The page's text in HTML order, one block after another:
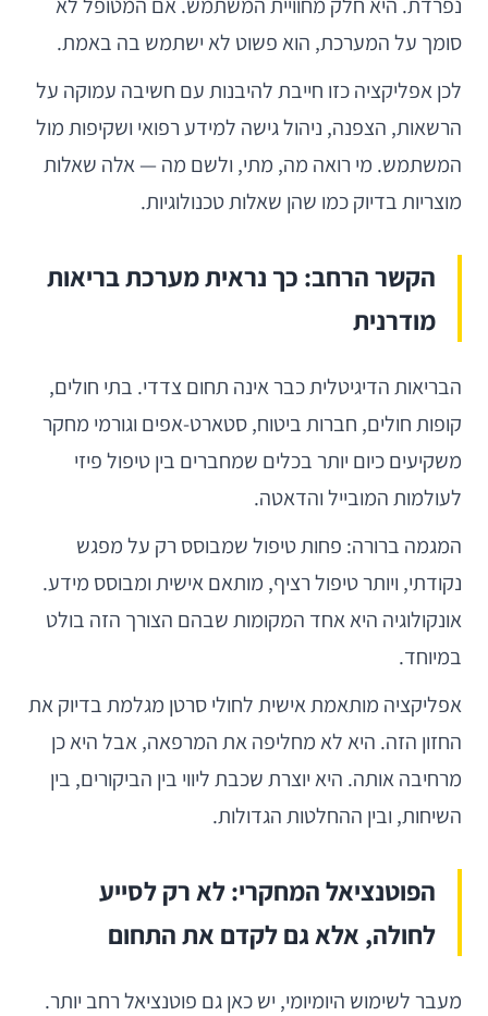
סומך על המערכת, הוא פשוט לא ישתמש בה באמת.
לכן אפליקציה כזו חייבת להיבנות עם חשיבה עמוקה על
הרשאות, הצפנה, ניהול גישה למידע רפואי ושקיפות מול
המשתמש. מי רואה מה, מתי, ולשם מה — אלה שאלות
מוצריות בדיוק כמו שהן שאלות טכנולוגיות.
הקשר הרחב: כך נראית מערכת בריאות
מודרנית
הבריאות הדיגיטלית כבר אינה תחום צדדי. בתי חולים,
קופות חולים, חברות ביטוח, סטארט-אפים וגורמי מחקר
משקיעים כיום יותר בכלים שמחברים בין טיפול פיזי
לעולמות המובייל והדאטה.
המגמה ברורה: פחות טיפול שמבוסס רק על מפגש
נקודתי, ויותר טיפול רציף, מותאם אישית ומבוסס מידע.
אונקולוגיה היא אחד המקומות שבהם הצורך הזה בולט
במיוחד.
אפליקציה מותאמת אישית לחולי סרטן מגלמת בדיוק את
החזון הזה. היא לא מחליפה את המרפאה, אבל היא כן
מרחיבה אותה. היא יוצרת שכבת ליווי בין הביקורים, בין
השיחות, ובין ההחלטות הגדולות.
הפוטנציאל המחקרי: לא רק לסייע
לחולה, אלא גם לקדם את התחום
מעבר לשימוש היומיומי, יש כאן גם פוטנציאל רחב יותר.